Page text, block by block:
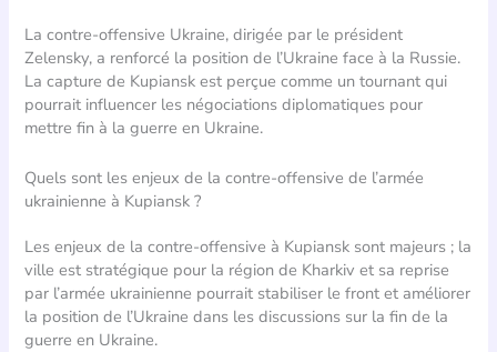
La contre-offensive Ukraine, dirigée par le président
Zelensky, a renforcé la position de l’Ukraine face à la Russie.
La capture de Kupiansk est perçue comme un tournant qui
pourrait influencer les négociations diplomatiques pour
mettre fin à la guerre en Ukraine.
Quels sont les enjeux de la contre-offensive de l’armée
ukrainienne à Kupiansk ?
Les enjeux de la contre-offensive à Kupiansk sont majeurs ; la
ville est stratégique pour la région de Kharkiv et sa reprise
par l’armée ukrainienne pourrait stabiliser le front et améliorer
la position de l’Ukraine dans les discussions sur la fin de la
guerre en Ukraine.